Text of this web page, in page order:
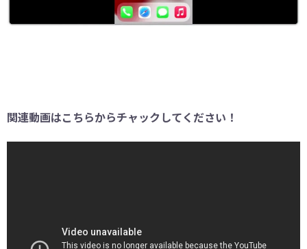
関連動画はこちらからチャックしてください！